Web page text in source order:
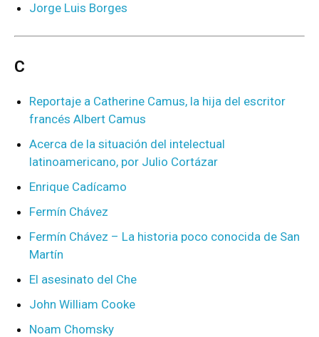
Jorge Luis Borges
C
Reportaje a Catherine Camus, la hija del escritor
francés Albert Camus
Acerca de la situación del intelectual
latinoamericano, por Julio Cortázar
Enrique Cadícamo
Fermín Chávez
Fermín Chávez – La historia poco conocida de San
Martín
El asesinato del Che
John William Cooke
Noam Chomsky